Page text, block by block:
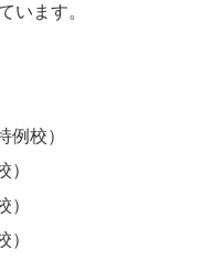
います。
例校）
）
）
）